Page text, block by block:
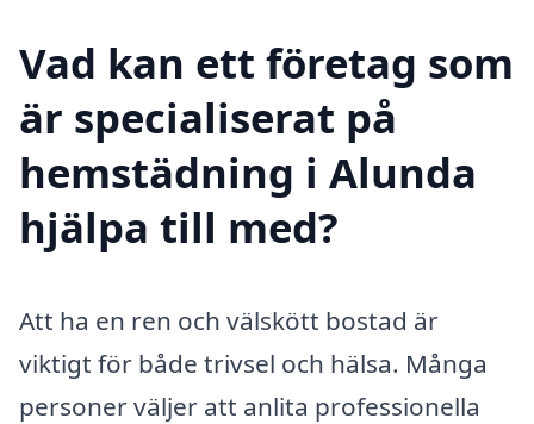
Vad kan ett företag som
är specialiserat på
hemstädning i Alunda
hjälpa till med?
Att ha en ren och välskött bostad är
viktigt för både trivsel och hälsa. Många
personer väljer att anlita professionella